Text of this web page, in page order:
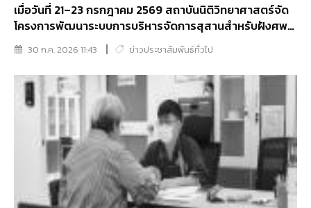
เมื่อวันที่ 21–23 กรกฎาคม 2569 สถาบันนิติวิทยาศาสตร์จัด
โครงการพัฒนาระบบการบริหารจัดการสุสานสำหรับฝังศพ
นิรนามและศพไร้ญาติของประเทศไทย
30 ก.ค. 2026 11:43 ข่าวประชาสัมพันธ์ทั่วไป